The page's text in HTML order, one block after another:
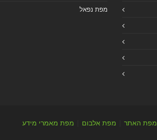
מפת נפאל
מפת האתר מפת אלבום
מפת מאמרי מידע